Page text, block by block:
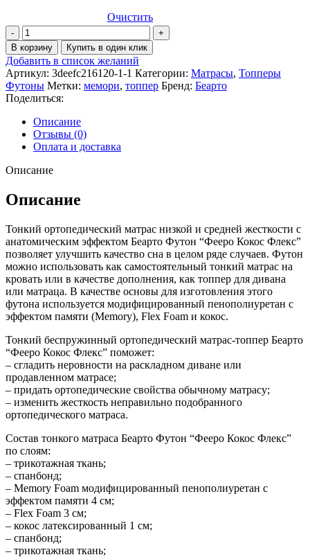
Очистить
Количество
товара
Топпер
Фееро
Кокос
Флекс
В корзину Купить в один клик
Добавить в список желаний
Артикул: 3deefc216120-1-1 Категории: Матрасы, Топперы
Футоны Метки: мемори, топпер Бренд: Беарто
Поделиться:
Описание
Отзывы (0)
Оплата и доставка
Описание
Описание
Тонкий ортопедический матрас низкой и средней жесткости с
анатомическим эффектом Беарто Футон “Фееро Кокос Флекс”
позволяет улучшить качество сна в целом ряде случаев. Футон
можно использовать как самостоятельный тонкий матрас на
кровать или в качестве дополнения, как топпер для дивана
или матраца. В качестве основы для изготовления этого
футона используется модифицированный пенополиуретан с
эффектом памяти (Memory), Flex Foam и кокос.
Тонкий беспружинный ортопедический матрас-топпер Беарто
“Фееро Кокос Флекс” поможет:
– сгладить неровности на раскладном диване или
продавленном матрасе;
– придать ортопедические свойства обычному матрасу;
– изменить жесткость неправильно подобранного
ортопедического матраса.
Состав тонкого матраса Беарто Футон “Фееро Кокос Флекс”
по слоям:
– трикотажная ткань;
– спанбонд;
– Memory Foam модифицированный пенополиуретан с
эффектом памяти 4 см;
– Flex Foam 3 см;
– кокос латексированный 1 см;
– спанбонд;
– трикотажная ткань;